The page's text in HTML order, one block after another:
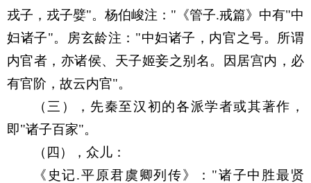
戎子，戎子嬖"。杨伯峻注： " 《管子.戒篇》中有"中
妇诸子"。房玄龄注： "中妇诸子，内官之号。所谓
内官者，亦诸侯、天子姬妾之别名。因居宫内，必
有官阶，故云内官"。
（三），先秦至汉初的各派学者或其著作，
即"诸子百家"。
（四），众儿：
《史记.平原君虞卿列传》： "诸子中胜最贤